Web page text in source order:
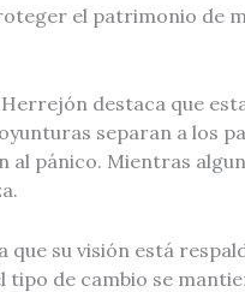
el patrimonio de
destaca que
separan a los
al pánico. Mientras
que su visión está
de cambio se